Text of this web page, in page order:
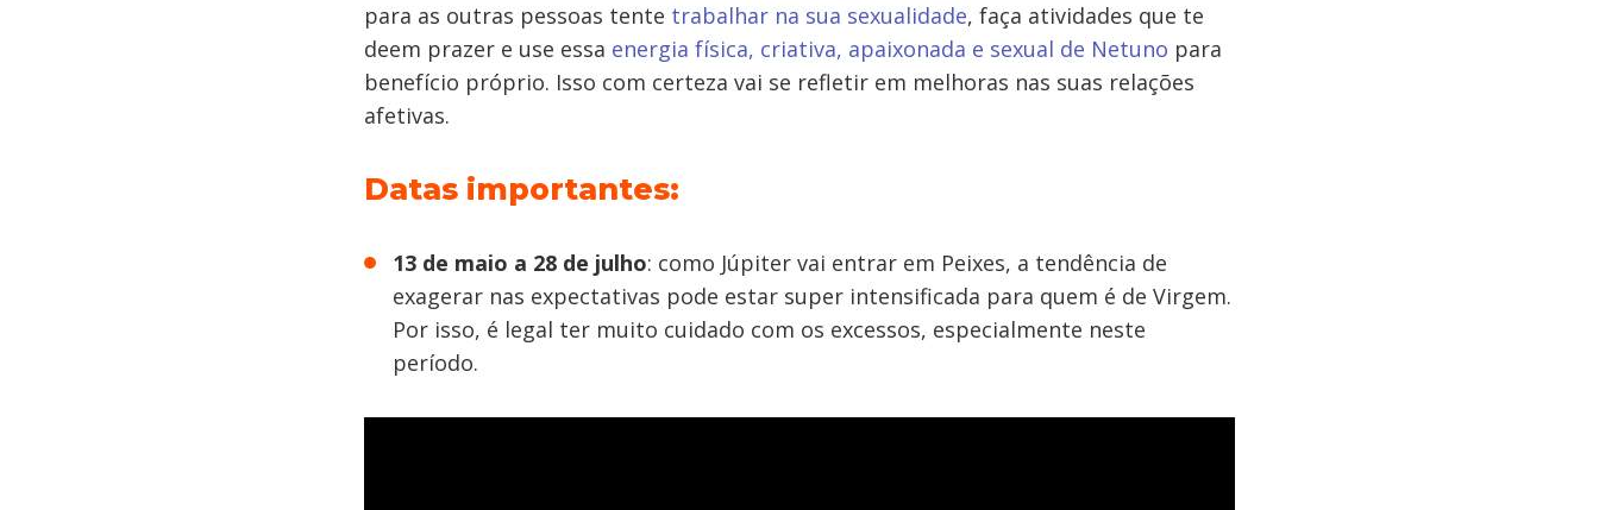
para as outras pessoas tente trabalhar na sua sexualidade, faça atividades que te
deem prazer e use essa energia física, criativa, apaixonada e sexual de Netuno para
benefício próprio. Isso com certeza vai se refletir em melhoras nas suas relações
afetivas.
Datas importantes:
13 de maio a 28 de julho: como Júpiter vai entrar em Peixes, a tendência de
exagerar nas expectativas pode estar super intensificada para quem é de Virgem.
Por isso, é legal ter muito cuidado com os excessos, especialmente neste
período.